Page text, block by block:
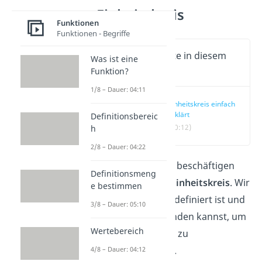
Einheitskreis
Wichtige Inhalte in diesem
Video
Einheitskreis einfach
erklärt
(00:12)
In diesem Beitrag beschäftigen
wir uns mit dem
Einheitskreis. Wir
zeigen dir, wie er definiert ist und
wie du ihn verwenden kannst, um
Winkelfunktionen zu
veranschaulichen.
Funktionen
Funktionen - Begriffe
Was ist eine
Funktion?
1/8 – Dauer: 04:11
Definitionsbereic
h
2/8 – Dauer: 04:22
Definitionsmeng
e bestimmen
3/8 – Dauer: 05:10
Wertebereich
4/8 – Dauer: 04:12